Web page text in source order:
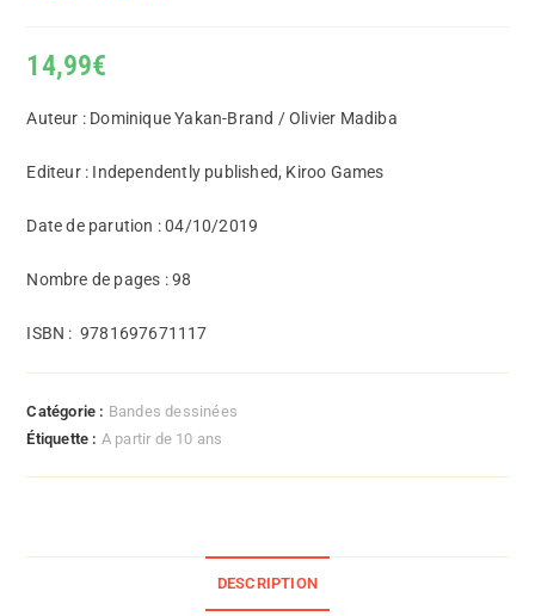
14,99€
Auteur : Dominique Yakan-Brand / Olivier Madiba
Editeur : Independently published, Kiroo Games
Date de parution : 04/10/2019
Nombre de pages : 98
ISBN : 9781697671117
Catégorie : Bandes dessinées
Étiquette : A partir de 10 ans
DESCRIPTION